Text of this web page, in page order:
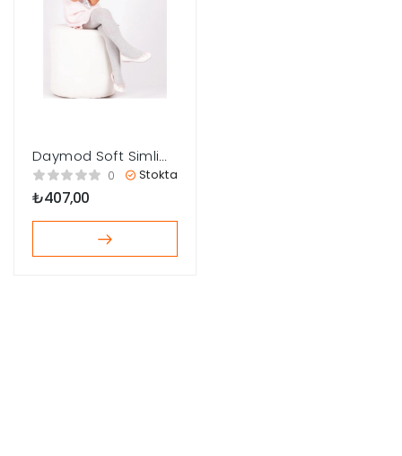
Daymod Soft Simli
Çocuk Külotlu Çorap
0 Stokta
₺407,00